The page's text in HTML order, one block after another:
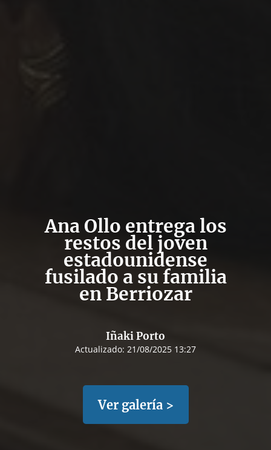
Ana Ollo entrega los
restos del joven
estadounidense
fusilado a su familia
en Berriozar
Iñaki Porto
Actualizado: 21/08/2025 13:27
Ver galería >